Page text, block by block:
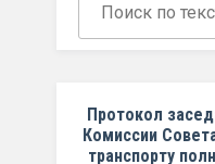
Протокол
Комиссии
транспорту